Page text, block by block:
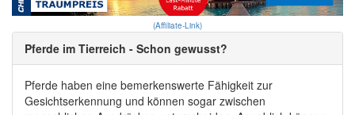
(Affiliate-Link)
Pferde im Tierreich - Schon gewusst?
Pferde haben eine bemerkenswerte Fähigkeit zur
Gesichtserkennung und können sogar zwischen